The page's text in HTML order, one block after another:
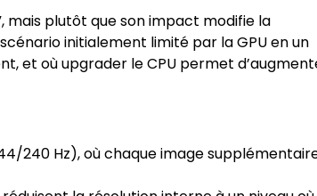
mais plutôt que son impact modifie la
initialement limité par la GPU en un
et où upgrader le CPU permet
240 Hz), où chaque image